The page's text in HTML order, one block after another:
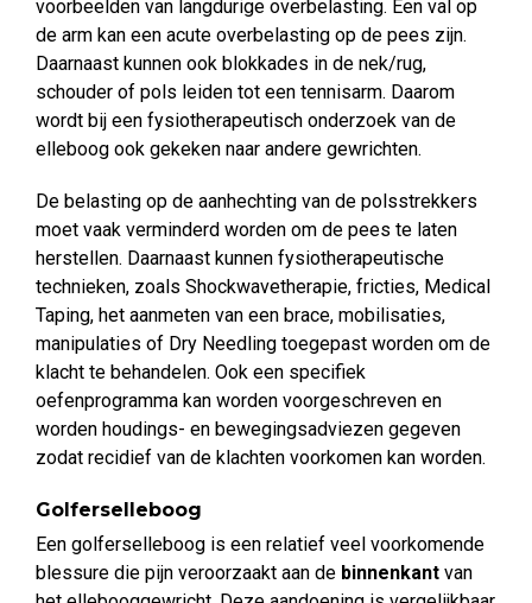
voorbeelden van langdurige overbelasting. Een val op
de arm kan een acute overbelasting op de pees zijn.
Daarnaast kunnen ook blokkades in de nek/rug,
schouder of pols leiden tot een tennisarm. Daarom
wordt bij een fysiotherapeutisch onderzoek van de
elleboog ook gekeken naar andere gewrichten.
De belasting op de aanhechting van de polsstrekkers
moet vaak verminderd worden om de pees te laten
herstellen. Daarnaast kunnen fysiotherapeutische
technieken, zoals Shockwavetherapie, fricties, Medical
Taping, het aanmeten van een brace, mobilisaties,
manipulaties of Dry Needling toegepast worden om de
klacht te behandelen. Ook een specifiek
oefenprogramma kan worden voorgeschreven en
worden houdings- en bewegingsadviezen gegeven
zodat recidief van de klachten voorkomen kan worden.
Golferselleboog
Een golferselleboog is een relatief veel voorkomende
blessure die pijn veroorzaakt aan de binnenkant van